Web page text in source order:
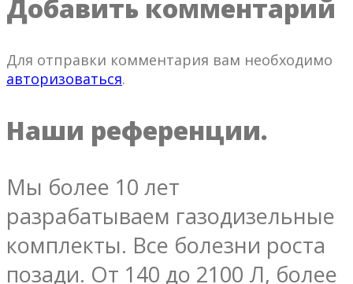
Добавить комментарий
Для отправки комментария вам необходимо
авторизоваться.
Наши референции.
Мы более 10 лет
разрабатываем газодизельные
комплекты. Все болезни роста
позади. От 140 до 2100 Л, более